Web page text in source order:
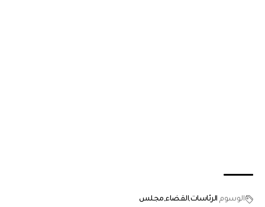
الوسوم الرئاساتالقضاء مجلس